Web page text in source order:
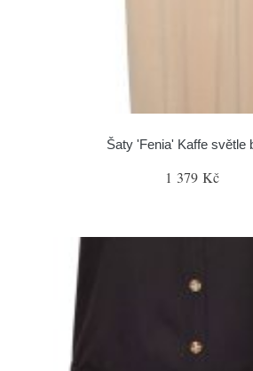
Šaty 'Fenia' Kaffe světle
1 379 Kč